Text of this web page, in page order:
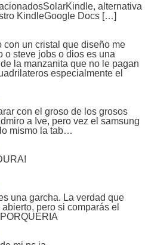
alternativa
KindleGoogle Docs […]
un cristal que diseño me
o steve jobs o dios es una
la manzanita que no le pagan
especialmente el
con el groso de los grosos
a Ive, pero vez el samsung
mismo la tab…
una garcha. La verdad que
pero si comparás el